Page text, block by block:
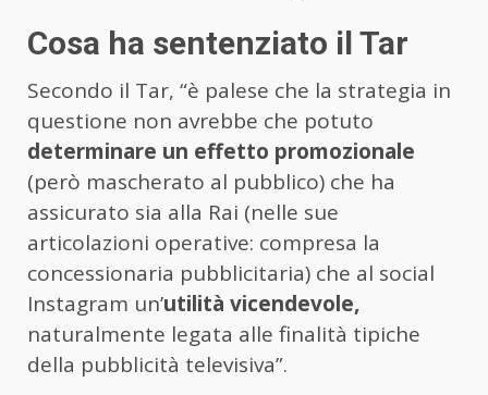
Cosa ha sentenziato il Tar
Secondo il Tar, “è palese che la strategia in
questione non avrebbe che potuto
determinare un effetto promozionale
(però mascherato al pubblico) che ha
assicurato sia alla Rai (nelle sue
articolazioni operative: compresa la
concessionaria pubblicitaria) che al social
Instagram un’utilità vicendevole,
naturalmente legata alle finalità tipiche
della pubblicità televisiva”.